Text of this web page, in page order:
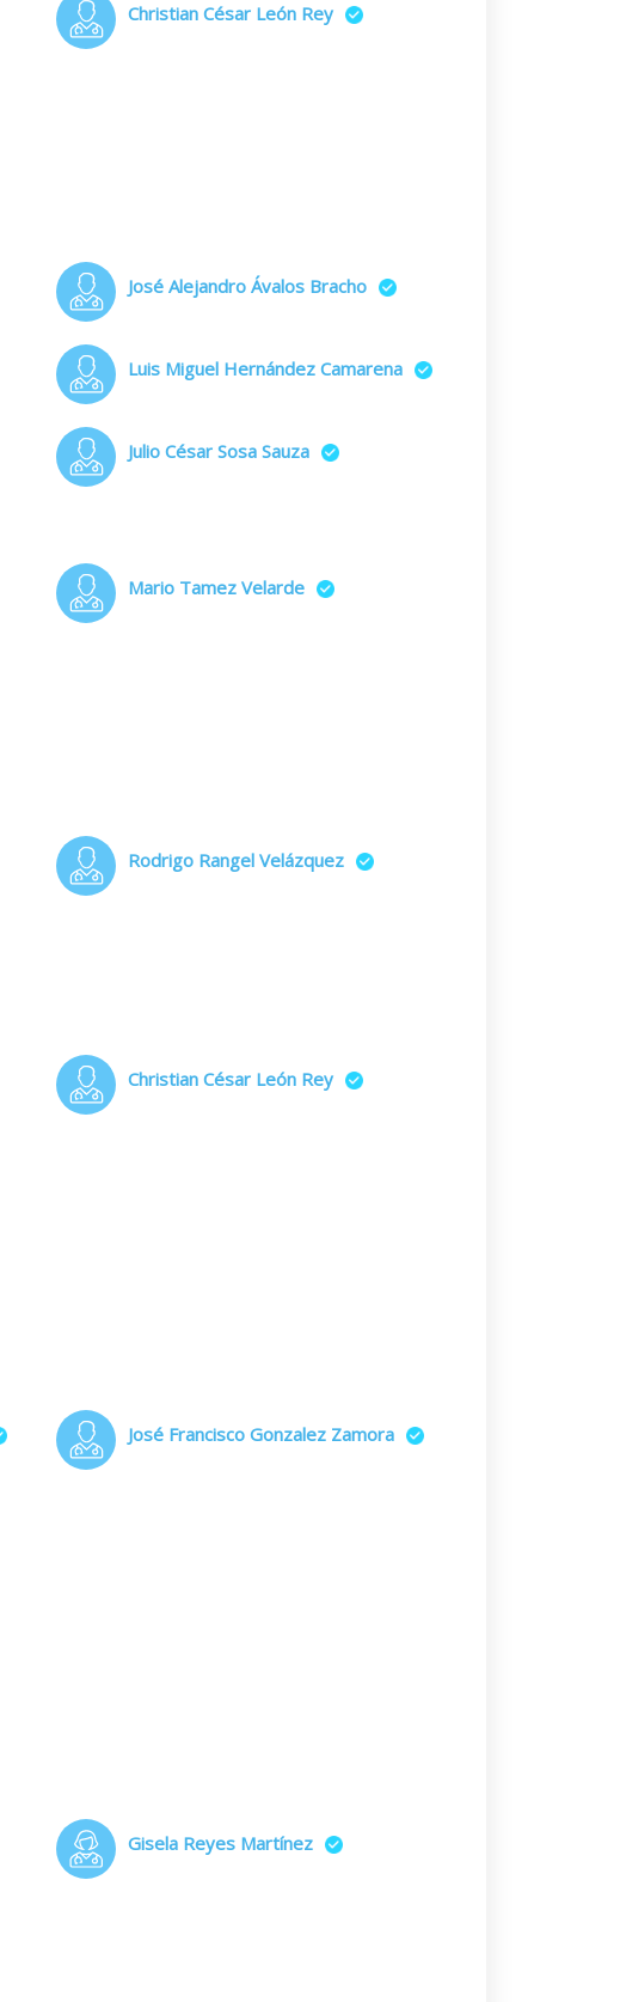
Christian César León Rey
José Alejandro Ávalos Bracho
Luis Miguel Hernández Camarena
Julio César Sosa Sauza
Mario Tamez Velarde
Rodrigo Rangel Velázquez
Christian César León Rey
José Francisco Gonzalez Zamora
Gisela Reyes Martínez